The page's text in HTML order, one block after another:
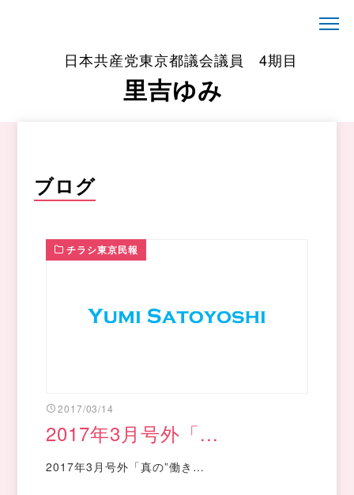
日本共産党東京都議会議員 4期目
里吉ゆみ
ブログ
チラシ東京民報
2017/03/14
2017年3月号外「...
2017年3月号外「真の”働き…